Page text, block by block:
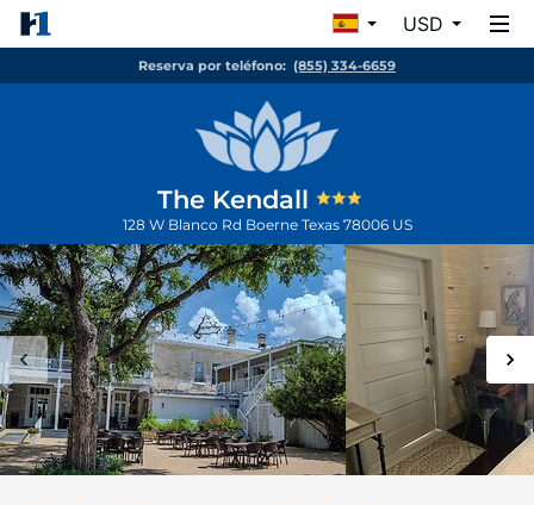
USD
Reserva por teléfono: (855) 334-6659
The Kendall
128 W Blanco Rd Boerne Texas 78006 US